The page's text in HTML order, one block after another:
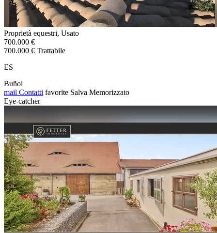
Proprietà equestri, Usato
700.000 €
700.000 € Trattabile
ES
Buñol
mail Contatti favorite Salva Memorizzato
Eye-catcher